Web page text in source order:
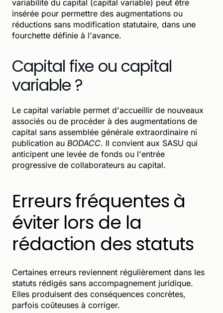
variabilité du capital (capital variable) peut être
insérée pour permettre des augmentations ou
réductions sans modification statutaire, dans une
fourchette définie à l'avance.
Capital fixe ou capital
variable ?
Le capital variable permet d'accueillir de nouveaux
associés ou de procéder à des augmentations de
capital sans assemblée générale extraordinaire ni
publication au BODACC. Il convient aux SASU qui
anticipent une levée de fonds ou l'entrée
progressive de collaborateurs au capital.
Erreurs fréquentes à
éviter lors de la
rédaction des statuts
Certaines erreurs reviennent régulièrement dans les
statuts rédigés sans accompagnement juridique.
Elles produisent des conséquences concrètes,
parfois coûteuses à corriger.